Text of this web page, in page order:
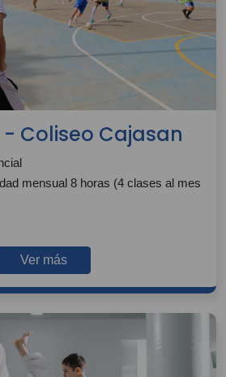
Coliseo Cajasan
mensual 8 horas (4 clases al mes
Ver más